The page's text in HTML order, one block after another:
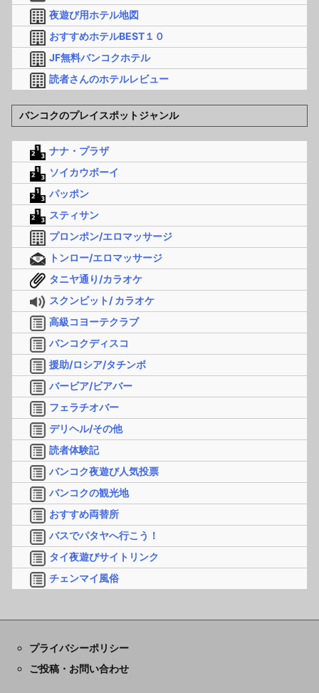
夜遊び用ホテル地図
おすすめホテルBEST１０
JF無料バンコクホテル
読者さんのホテルレビュー
バンコクのプレイスポットジャンル
ナナ・プラザ
ソイカウボーイ
パッポン
スティサン
プロンポン/エロマッサージ
トンロー/エロマッサージ
タニヤ通り/カラオケ
スクンビット/ カラオケ
高級コヨーテクラブ
バンコクディスコ
援助/ロシア/タチンボ
バービア/ビアバー
フェラチオバー
デリヘル/その他
読者体験記
バンコク夜遊び人気投票
バンコクの観光地
おすすめ両替所
バスでパタヤへ行こう！
タイ夜遊びサイトリンク
チェンマイ風俗
プライバシーポリシー
ご投稿・お問い合わせ